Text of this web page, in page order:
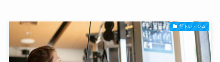
筋トレ・ジム